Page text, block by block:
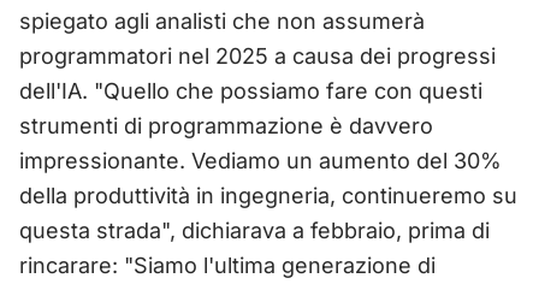
spiegato agli analisti che non assumerà
programmatori nel 2025 a causa dei progressi
dell'IA. "Quello che possiamo fare con questi
strumenti di programmazione è davvero
impressionante. Vediamo un aumento del 30%
della produttività in ingegneria, continueremo su
questa strada", dichiarava a febbraio, prima di
rincarare: "Siamo l'ultima generazione di